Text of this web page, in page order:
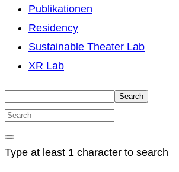
Publikationen
Residency
Sustainable Theater Lab
XR Lab
Search
Type at least 1 character to search